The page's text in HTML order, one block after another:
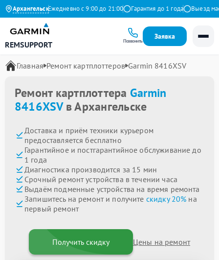
Архангельск
Яндекс Ежедневно с 9:00 до 21:00 Гарантия до 1 года Выезд
REMSUPPORT Позвонить
Заявка
Главная Ремонт картплоттеров Garmin 8416XSV
Ремонт картплоттера Garmin
8416XSVв Архангельске
Доставка и приём техники курьером
предоставляется бесплатно
Гарантийное и постгарантийное обслуживание до
1 года
Диагностика производится за 15 мин
Срочный ремонт устройства в течении часа
Выдаём подменные устройства на время ремонта
Запишитесь на ремонт и получите скидку 20% на
первый ремонт
Получить скидку Цены на ремонт